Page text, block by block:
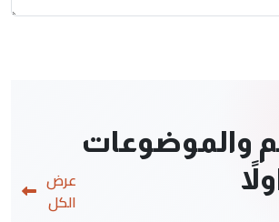
والموضوعات
عرض
الكل